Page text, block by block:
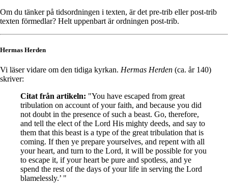
Om du tänker på tidsordningen i texten, är det pre-trib eller post-trib
texten förmedlar? Helt uppenbart är ordningen post-trib.
Hermas Herden
Vi läser vidare om den tidiga kyrkan. Hermas Herden (ca. år 140)
skriver:
Citat från artikeln: "You have escaped from great
tribulation on account of your faith, and because you did
not doubt in the presence of such a beast. Go, therefore,
and tell the elect of the Lord His mighty deeds, and say to
them that this beast is a type of the great tribulation that is
coming. If then ye prepare yourselves, and repent with all
your heart, and turn to the Lord, it will be possible for you
to escape it, if your heart be pure and spotless, and ye
spend the rest of the days of your life in serving the Lord
blamelessly.’ "